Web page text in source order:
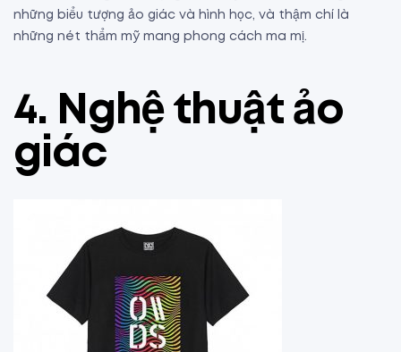
những biểu tượng ảo giác và hình học, và thậm chí là
những nét thẩm mỹ mang phong cách ma mị.
4. Nghệ thuật ảo
giác